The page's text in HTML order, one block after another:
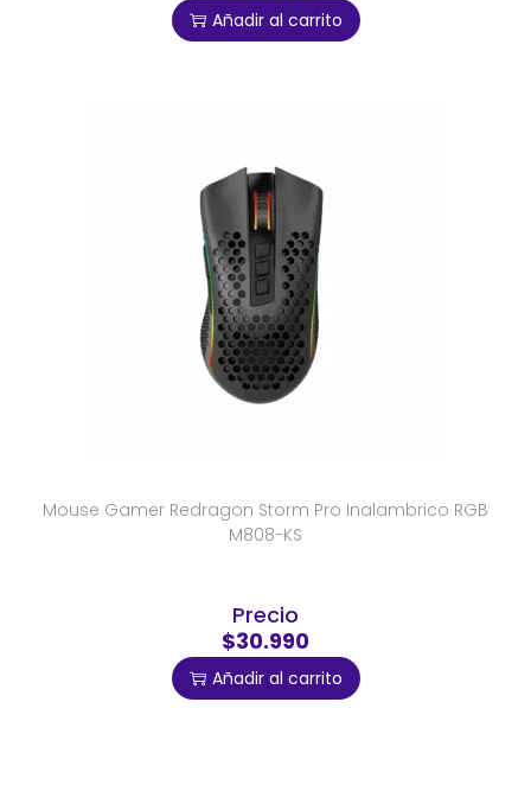
Añadir al carrito
Mouse Gamer Redragon Storm Pro Inalambrico RGB
M808-KS
Precio
$30.990
Añadir al carrito